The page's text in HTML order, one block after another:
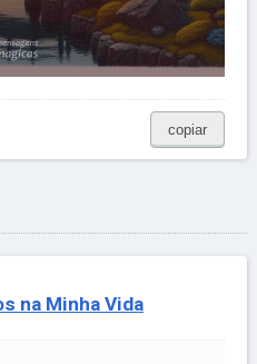
copiar
na Minha Vida